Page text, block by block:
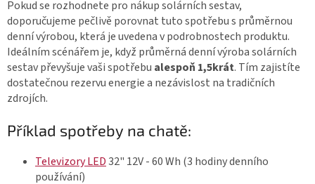
Pokud se rozhodnete pro nákup solárních sestav,
doporučujeme pečlivě porovnat tuto spotřebu s průměrnou
denní výrobou, která je uvedena v podrobnostech produktu.
Ideálním scénářem je, když průměrná denní výroba solárních
sestav převyšuje vaši spotřebu alespoň 1,5krát. Tím zajistíte
dostatečnou rezervu energie a nezávislost na tradičních
zdrojích.
Příklad spotřeby na chatě:
Televizory LED32" 12V - 60 Wh (3 hodiny denního
používání)